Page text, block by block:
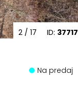
ID: 37717
3 / 17
Na predaj